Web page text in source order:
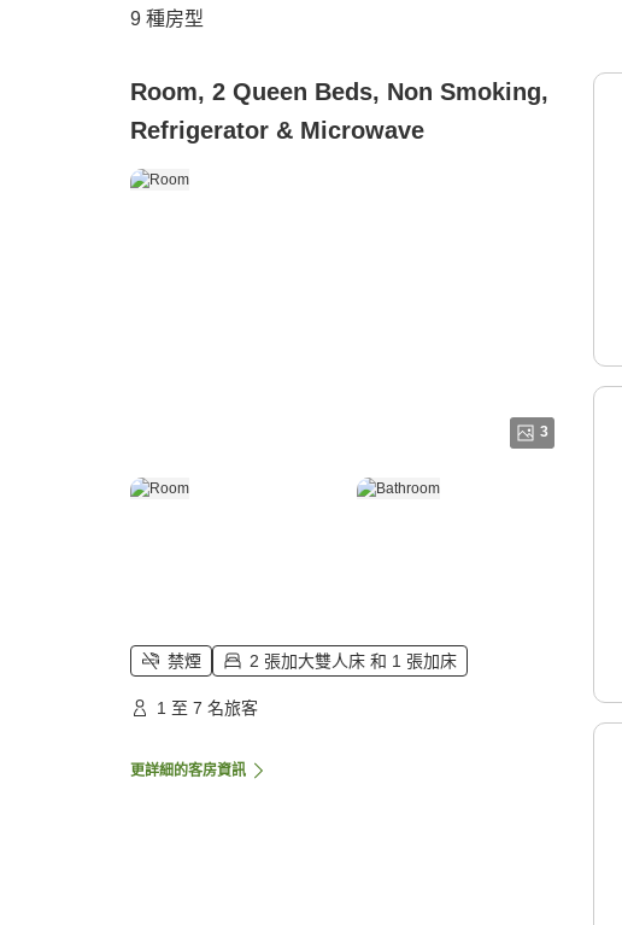
9 種房型
Room, 2 Queen Beds, Non Smoking,
Refrigerator & Microwave
3
禁煙 2 張加大雙人床 和 1 張加床
1 至 7 名旅客
更詳細的客房資訊